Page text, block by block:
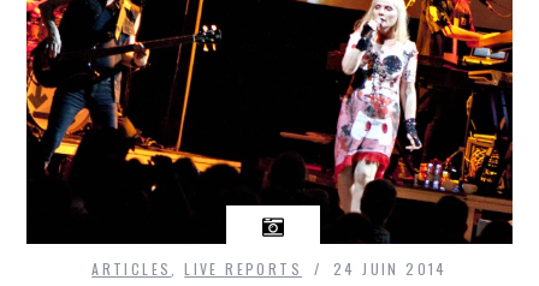
ARTICLES ,LIVE REPORTS 24 JUIN 2014